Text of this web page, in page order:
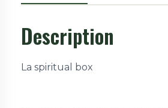
Description
La spiritual box